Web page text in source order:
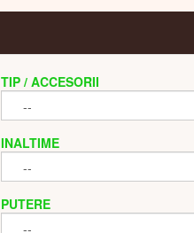
TIP / ACCESORII
INALTIME
PUTERE